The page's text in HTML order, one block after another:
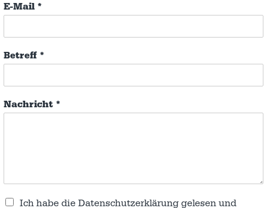
E-Mail *
Betreff *
Nachricht *
Ich habe die Datenschutzerklärung gelesen und